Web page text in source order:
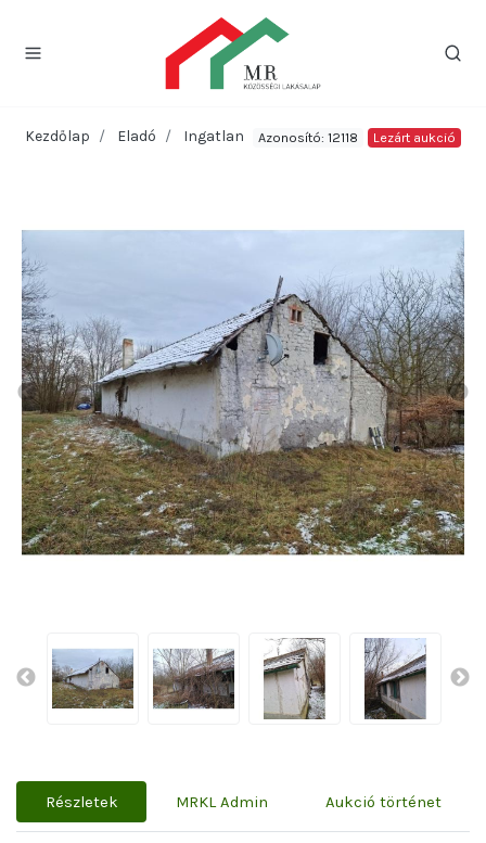
Kezdőlap Eladó Ingatlan Azonosító: 12118 Lezárt aukció
Részletek MRKL Admin Aukció történet